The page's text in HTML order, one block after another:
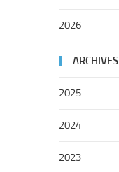
2026
ARCHIVES
2025
2024
2023